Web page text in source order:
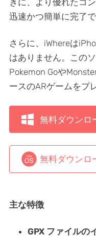
迅速かつ簡単に完了で
さらに、iWhereは
はありません。この
Pokemon Goや
ースのARゲームをプ
無料ダウンロ
無料ダウンロ
主な特徴
GPX ファイルの